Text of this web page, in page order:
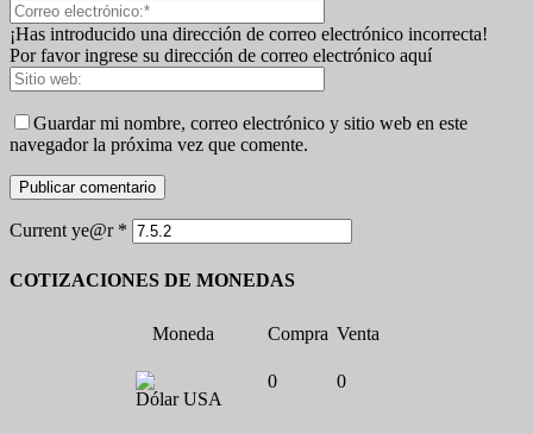
¡Has introducido una dirección de correo electrónico incorrecta!
Por favor ingrese su dirección de correo electrónico aquí
Guardar mi nombre, correo electrónico y sitio web en este
navegador la próxima vez que comente.
Current ye@r *
COTIZACIONES DE MONEDAS
Moneda Compra Venta
Dólar USA
0 0